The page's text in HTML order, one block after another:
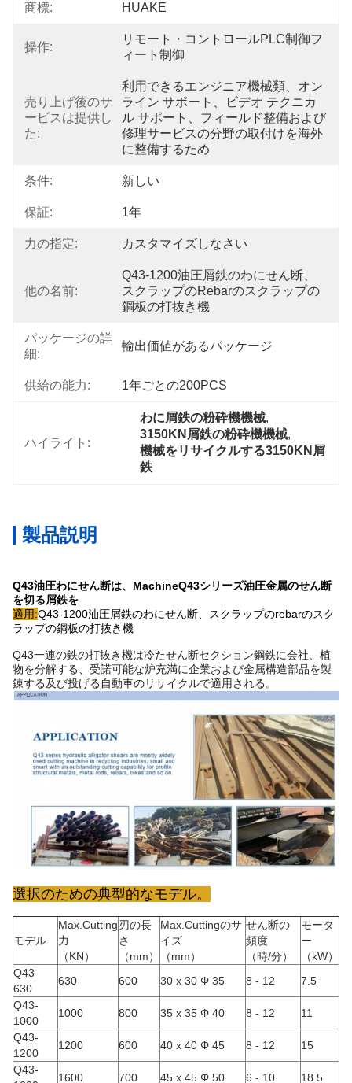
商標: HUAKE
操作:
リモート・コントロールPLC制御フ
ィート制御
売り上げ後のサ
ービスは提供し
た:
利用できるエンジニア機械類、オン
ライン サポート、ビデオ テクニカ
ル サポート、フィールド整備および
修理サービスの分野の取付けを海外
に整備するため
条件: 新しい
保証: 1年
力の指定: カスタマイズしなさい
他の名前:
Q43-1200油圧屑鉄のわにせん断、
スクラップのrebarのスクラップの
鋼板の打抜き機
パッケージの詳
細:
輸出価値があるパッケージ
供給の能力: 1年ごとの200PCS
ハイライト:
わに屑鉄の粉砕機機械,
3150KN屑鉄の粉砕機機械,
機械をリサイクルする3150KN屑
鉄
製品説明
Q43油圧わにせん断は、MachineQ43シリーズ油圧金属のせん断
を切る屑鉄を
適用:Q43-1200油圧屑鉄のわにせん断、スクラップのrebarのスク
ラップの鋼板の打抜き機
Q43一連の鉄の打抜き機は冷たせん断セクション鋼鉄に会社、植
物を分解する、受諾可能な炉充満に企業および金属構造部品を製
錬する及び投げる自動車のリサイクルで適用される。
選択のための典型的なモデル。
モデル
Max.Cutting
力
（KN）
刃の長
さ
（mm）
Max.Cuttingのサ
イズ
（mm）
せん断の
頻度
（時/分）
モータ
ー
（kW）
Q43-
630
630 600 30 x 30 Φ 35 8 - 12
7.5
Q43-
1000
1000 800 35 x 35 Φ 40 8 - 12
11
Q43-
1200
1200 600 40 x 40 Φ 45 8 - 12
15
Q43-
1600 700 45 x 45 Φ 50 6 - 10 18.5